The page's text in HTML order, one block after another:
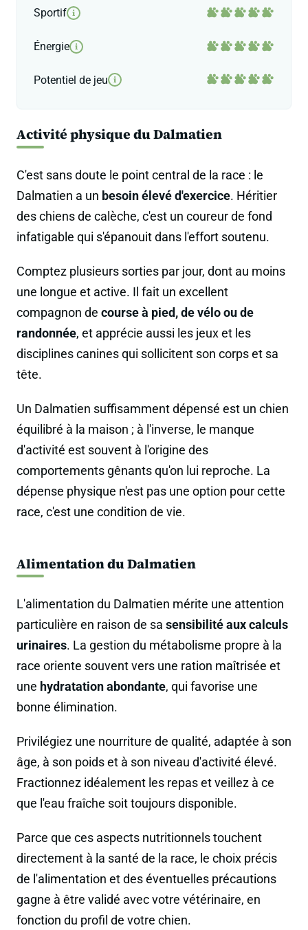
Sportif i
Énergie i
Potentiel de jeu i
Activité physique du Dalmatien
C'est sans doute le point central de la race : le
Dalmatien a un besoin élevé d'exercice. Héritier
des chiens de calèche, c'est un coureur de fond
infatigable qui s'épanouit dans l'effort soutenu.
Comptez plusieurs sorties par jour, dont au moins
une longue et active. Il fait un excellent
compagnon de course à pied, de vélo ou de
randonnée, et apprécie aussi les jeux et les
disciplines canines qui sollicitent son corps et sa
tête.
Un Dalmatien suffisamment dépensé est un chien
équilibré à la maison ; à l'inverse, le manque
d'activité est souvent à l'origine des
comportements gênants qu'on lui reproche. La
dépense physique n'est pas une option pour cette
race, c'est une condition de vie.
Alimentation du Dalmatien
L'alimentation du Dalmatien mérite une attention
particulière en raison de sa sensibilité aux calculs
urinaires. La gestion du métabolisme propre à la
race oriente souvent vers une ration maîtrisée et
une hydratation abondante, qui favorise une
bonne élimination.
Privilégiez une nourriture de qualité, adaptée à son
âge, à son poids et à son niveau d'activité élevé.
Fractionnez idéalement les repas et veillez à ce
que l'eau fraîche soit toujours disponible.
Parce que ces aspects nutritionnels touchent
directement à la santé de la race, le choix précis
de l'alimentation et des éventuelles précautions
gagne à être validé avec votre vétérinaire, en
fonction du profil de votre chien.